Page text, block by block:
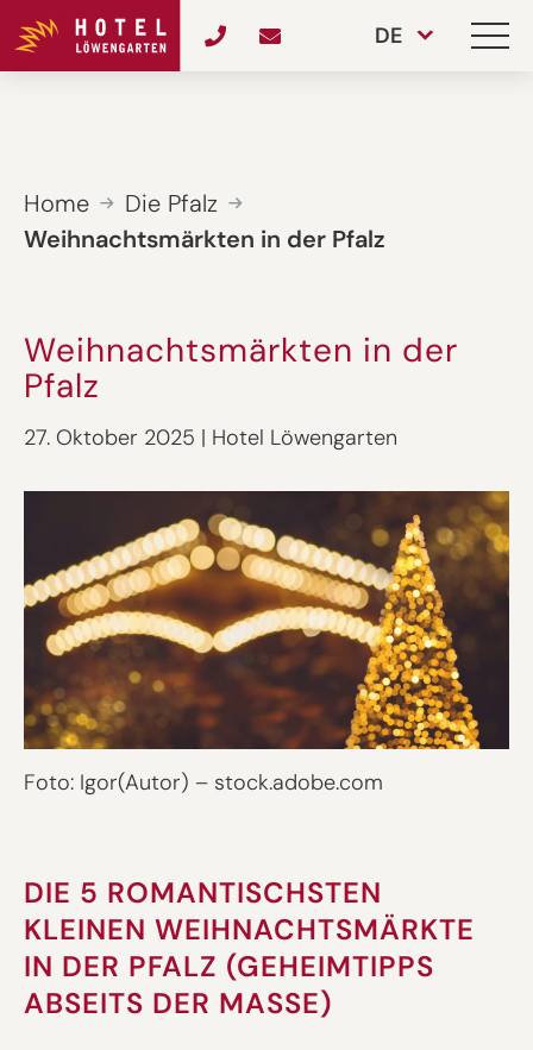
DE
Home
Die Pfalz
Weihnachtsmärkten in der Pfalz
Weihnachtsmärkten in der
Pfalz
27. Oktober 2025 | Hotel Löwengarten
Foto: Igor(Autor) – stock.adobe.com
DIE 5 ROMANTISCHSTEN
KLEINEN WEIHNACHTSMÄRKTE
IN DER PFALZ (GEHEIMTIPPS
ABSEITS DER MASSE)